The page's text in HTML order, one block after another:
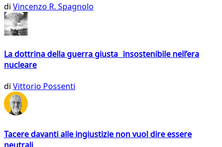
di Vincenzo R. Spagnolo
La dottrina della guerra giusta insostenibile nell’era
nucleare
di Vittorio Possenti
Tacere davanti alle ingiustizie non vuol dire essere
neutrali